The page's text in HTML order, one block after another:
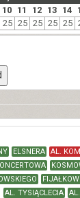
10 11 12 13 14
25 25 25 25 25
ELSNERA
AL.
AL. TYSIĄCLECIA